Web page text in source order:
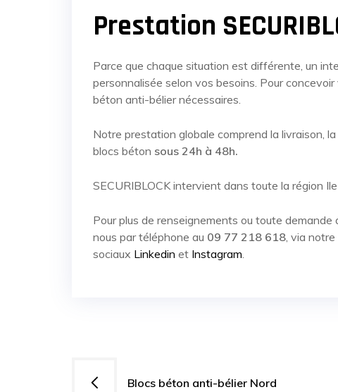
Prestation
Parce que chaque situation est différente, un
personnalisée selon vos besoins. Pour
béton anti-bélier nécessaires.
Notre prestation globale comprend la livraison,
blocs béton sous 24h à 48h.
SECURIBLOCK intervient dans toute la région
Pour plus de renseignements ou toute
nous par téléphone au 09 77 218 618, via
sociaux Linkedin et Instagram.
Navigation
Blocs béton anti-bélier Nord